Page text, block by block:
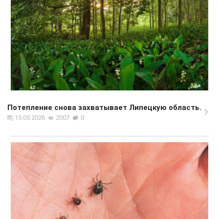
Потепление снова захватывает Липецкую область.
15.05.2026 2007 0